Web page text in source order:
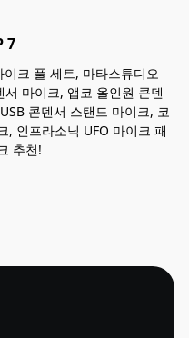
7
크 풀 세트, 마타스튜디오
마이크, 앱코 올인원 콘덴
콘덴서 스탠드 마이크, 코
, 인프라소닉 UFO 마이크 패
추천!